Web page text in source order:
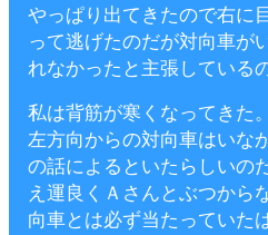
やっぱり出てきたので右に
って逃げたのだが対向車が
れなかったと主張している
私は背筋が寒くなってきた
左方向からの対向車はいな
の話によるといたらしいの
え運良くＡさんとぶつから
向車とは必ず当たっていた